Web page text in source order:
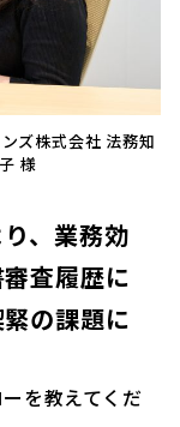
ズ株式会社 法務知
様
、業務効
査履歴に
の課題に
を教えてくだ